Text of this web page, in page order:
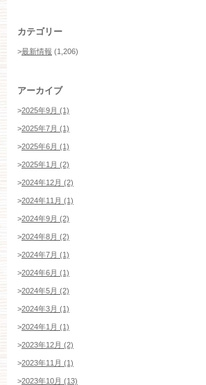
カテゴリー
>最新情報 (1,206)
アーカイブ
>2025年9月 (1)
>2025年7月 (1)
>2025年6月 (1)
>2025年1月 (2)
>2024年12月 (2)
>2024年11月 (1)
>2024年9月 (2)
>2024年8月 (2)
>2024年7月 (1)
>2024年6月 (1)
>2024年5月 (2)
>2024年3月 (1)
>2024年1月 (1)
>2023年12月 (2)
>2023年11月 (1)
>2023年10月 (13)